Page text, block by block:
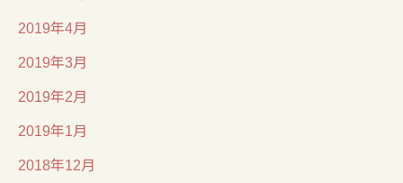
2019年4月
2019年3月
2019年2月
2019年1月
2018年12月